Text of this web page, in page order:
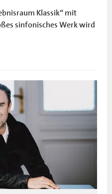
Klassik“ mit
sinfonisches Werk wird